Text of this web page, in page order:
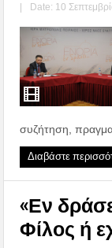
| Date: 10
συζήτηση,
Διαβάστε
«Εν
Φίλος ή